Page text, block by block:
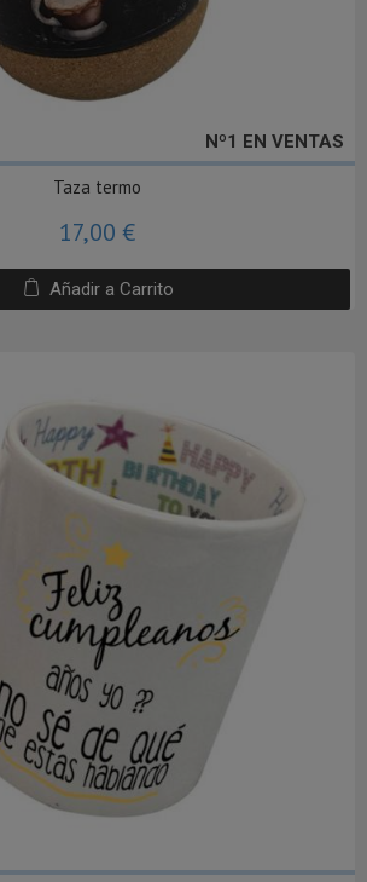
Nº1 EN VENTAS
Taza termo
17,00 €
Añadir a Carrito